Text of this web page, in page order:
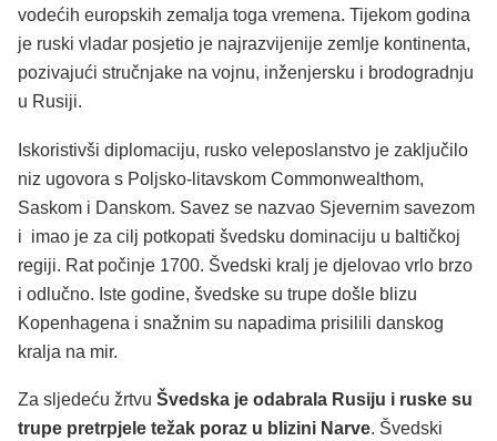
vodećih europskih zemalja toga vremena. Tijekom godina
je ruski vladar posjetio je najrazvijenije zemlje kontinenta,
pozivajući stručnjake na vojnu, inženjersku i brodogradnju
u Rusiji.
Iskoristivši diplomaciju, rusko veleposlanstvo je zaključilo
niz ugovora s Poljsko-litavskom Commonwealthom,
Saskom i Danskom. Savez se nazvao Sjevernim savezom
i imao je za cilj potkopati švedsku dominaciju u baltičkoj
regiji. Rat počinje 1700. Švedski kralj je djelovao vrlo brzo
i odlučno. Iste godine, švedske su trupe došle blizu
Kopenhagena i snažnim su napadima prisilili danskog
kralja na mir.
Za sljedeću žrtvu Švedska je odabrala Rusiju i ruske su
trupe pretrpjele težak poraz u blizini Narve. Švedski